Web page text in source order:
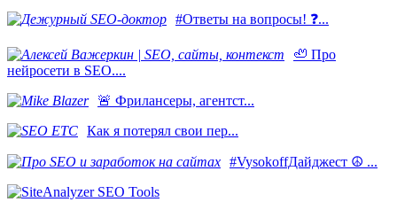
#Ответы на вопросы! ❓...
🦥 Про
нейросети в SEO....
​🚨 Фрилансеры, агентст...
Как я потерял свои пер...
#VysokoffДайджест ☮️ ...